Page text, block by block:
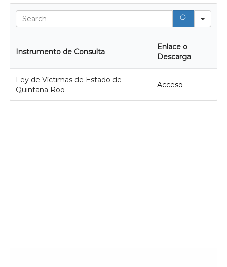
Instrumento de Consulta
Enlace o
Descarga
Ley de Víctimas de Estado de
Quintana Roo
Acceso